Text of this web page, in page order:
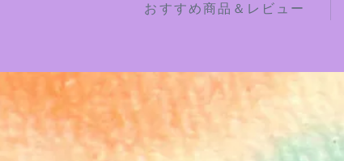
おすすめ商品＆レビュー